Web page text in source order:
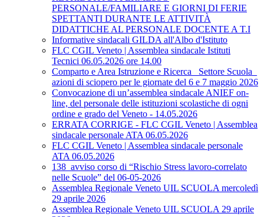
PERSONALE/FAMILIARE E GIORNI DI FERIE
SPETTANTI DURANTE LE ATTIVITÀ
DIDATTICHE AL PERSONALE DOCENTE A T.I
Informative sindacali GILDA all'Albo d'Istituto
FLC CGIL Veneto | Assemblea sindacale Istituti
Tecnici 06.05.2026 ore 14.00
Comparto e Area Istruzione e Ricerca_ Settore Scuola_
azioni di sciopero per le giornate del 6 e 7 maggio 2026
Convocazione di un’assemblea sindacale ANIEF on-
line, del personale delle istituzioni scolastiche di ogni
ordine e grado del Veneto - 14.05.2026
ERRATA CORRIGE - FLC CGIL Veneto | Assemblea
sindacale personale ATA 06.05.2026
FLC CGIL Veneto | Assemblea sindacale personale
ATA 06.05.2026
138_avviso corso di “Rischio Stress lavoro-correlato
nelle Scuole” del 06-05-2026
Assemblea Regionale Veneto UIL SCUOLA mercoledì
29 aprile 2026
Assemblea Regionale Veneto UIL SCUOLA 29 aprile